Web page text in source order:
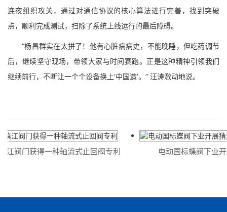
连夜组织攻关，通过对通信协议的核心算法进行完善，找到突破
点，顺利完成测试，扫除了系统上线运行的最后障碍。
“杨昌群实在太拼了！他有心脏病病史，不能晚睡，但吃药调节
后，继续坚守现场，带领大家与时间赛跑。正是这种精神引领我们
继续前行，不断让一个个设备换上‘中国造’。” 汪涛激动地说。
门获得一种轴流式止回阀专利 电动国标蝶阀下业开展